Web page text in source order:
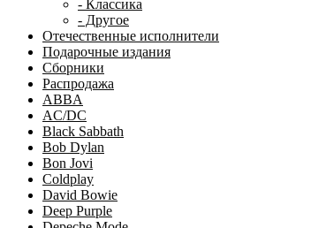
- Классика
- Другое
Отечественные исполнители
Подарочные издания
Сборники
Распродажа
ABBA
AC/DC
Black Sabbath
Bob Dylan
Bon Jovi
Coldplay
David Bowie
Deep Purple